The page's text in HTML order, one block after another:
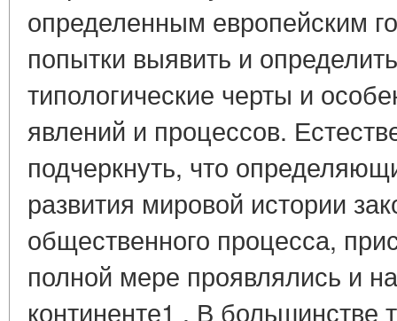
определенным европейским
попытки выявить и
типологические черты и
явлений и процессов.
подчеркнуть, что
развития мировой истории
общественного процесса,
полной мере проявлялись и
континенте1 . В большинстве